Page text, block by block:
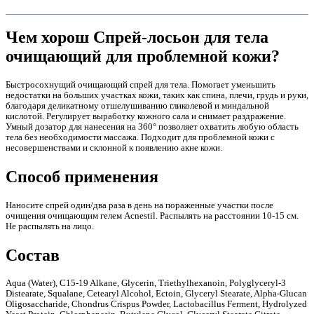
Чем хорош Спрей-лосьон для тела
очищающий для проблемной кожи?
Быстросохнущий очищающий спрей для тела. Помогает уменьшить
недостатки на больших участках кожи, таких как спина, плечи, грудь и руки,
благодаря деликатному отшелушиванию гликолевой и миндальной
кислотой. Регулирует выработку кожного сала и снимает раздражение.
Умный дозатор для нанесения на 360° позволяет охватить любую область
тела без необходимости массажа. Подходит для проблемной кожи с
несовершенствами и склонной к появлению акне кожи.
Способ применения
Наносите спрей один/два раза в день на пораженные участки после
очищения очищающим гелем Acnestil. Распылять на расстоянии 10-15 см.
Не распылять на лицо.
Состав
Aqua (Water), C15-19 Alkane, Glycerin, Triethylhexanoin, Polyglyceryl-3
Distearate, Squalane, Cetearyl Alcohol, Ectoin, Glyceryl Stearate, Alpha-Glucan
Oligosaccharide, Chondrus Crispus Powder, Lactobacillus Ferment, Hydrolyzed